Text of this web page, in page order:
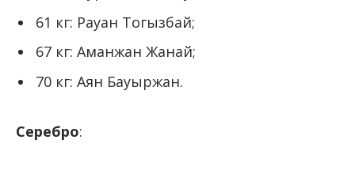
61 кг: Рауан Тогызбай;
67 кг: Аманжан Жанай;
70 кг: Аян Бауыржан.
Серебро: